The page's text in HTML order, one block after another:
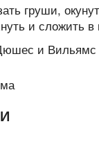
груши,
и сложить в
и Вильямс